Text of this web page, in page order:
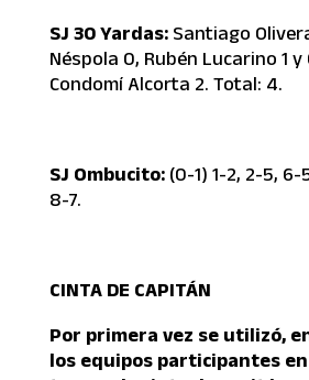
SJ 30 Yardas: Santiago
Néspola 0, Rubén Lucarino 1
Condomí Alcorta 2. Total: 4.
SJ Ombucito: (0-1) 1-2, 2-5,
8-7.
CINTA DE CAPITÁN
Por primera vez se utilizó,
los equipos participantes